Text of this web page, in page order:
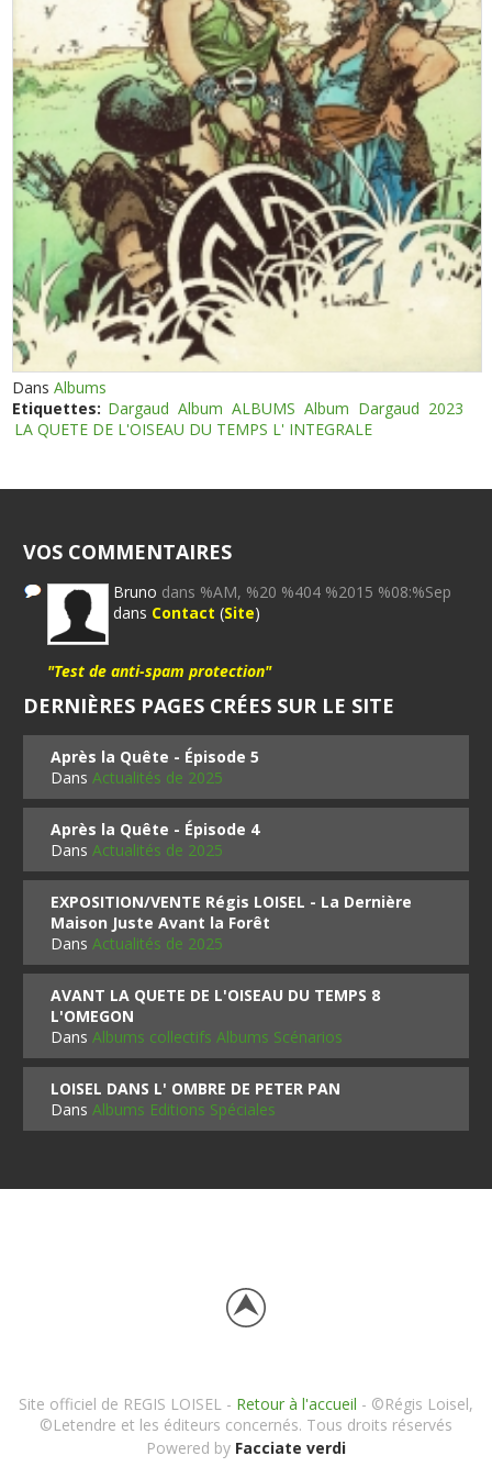
DansAlbums
Etiquettes: Dargaud Album ALBUMS Album Dargaud 2023
LA QUETE DE L'OISEAU DU TEMPS L' INTEGRALE
VOS COMMENTAIRES
Bruno dans %AM, %20 %404 %2015 %08:%Sep
dans Contact (Site)
"Test de anti-spam protection"
DERNIÈRES PAGES CRÉES SUR LE SITE
Après la Quête - Épisode 5
DansActualités de 2025
Après la Quête - Épisode 4
DansActualités de 2025
EXPOSITION/VENTE Régis LOISEL - La Dernière
Maison Juste Avant la Forêt
DansActualités de 2025
AVANT LA QUETE DE L'OISEAU DU TEMPS 8
L'OMEGON
DansAlbums collectifs Albums Scénarios
LOISEL DANS L' OMBRE DE PETER PAN
DansAlbums Editions Spéciales
Site officiel de REGIS LOISEL - Retour à l'accueil - ©Régis Loisel,
©Letendre et les éditeurs concernés. Tous droits réservés
Powered by Facciate verdi